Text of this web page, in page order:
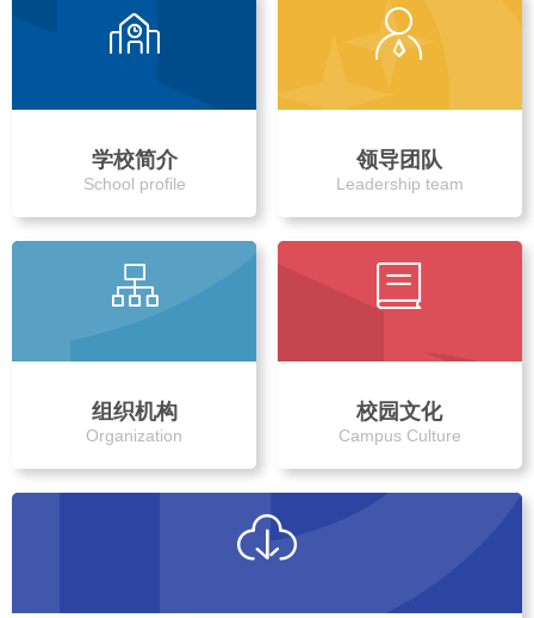
学校简介
School profile
领导团队
Leadership team
组织机构
Organization
校园文化
Campus Culture